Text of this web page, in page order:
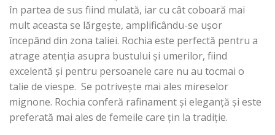
în partea de sus fiind mulată, iar cu cât coboară mai
mult aceasta se lărgește, amplificându-se ușor
începând din zona taliei. Rochia este perfectă pentru a
atrage atenția asupra bustului și umerilor, fiind
excelentă și pentru persoanele care nu au tocmai o
talie de viespe. Se potrivește mai ales mireselor
mignone. Rochia conferă rafinament și eleganță și este
preferată mai ales de femeile care țin la tradiție.